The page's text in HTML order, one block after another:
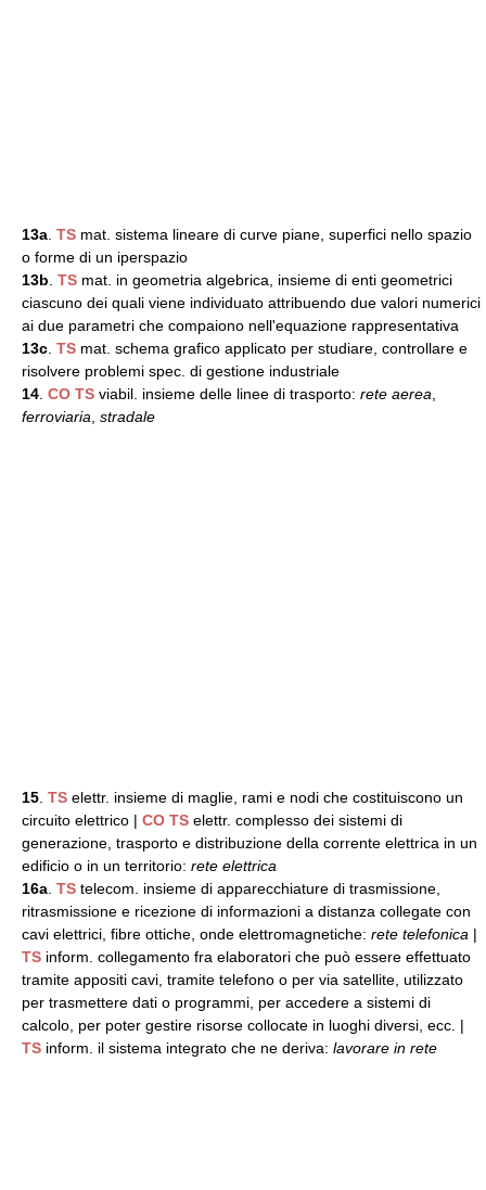
13a TS mat. sistema lineare di curve piane, superfici nello spazio
o forme di un iperspazio
13b TS mat. in geometria algebrica, insieme di enti geometrici
ciascuno dei quali viene individuato attribuendo due valori numerici
ai due parametri che compaiono nell'equazione rappresentativa
13c TS mat. schema grafico applicato per studiare, controllare e
risolvere problemi spec. di gestione industriale
14 CO TS viabil. insieme delle linee di trasporto: rete aerea
ferroviaria stradale
15 TS elettr. insieme di maglie, rami e nodi che costituiscono un
circuito elettrico | CO TS elettr. complesso dei sistemi di
generazione, trasporto e distribuzione della corrente elettrica in un
edificio o in un territorio: rete elettrica
16a TS telecom. insieme di apparecchiature di trasmissione,
ritrasmissione e ricezione di informazioni a distanza collegate con
cavi elettrici, fibre ottiche, onde elettromagnetiche: rete telefonica |
TS inform. collegamento fra elaboratori che può essere effettuato
tramite appositi cavi, tramite telefono o per via satellite, utilizzato
per trasmettere dati o programmi, per accedere a sistemi di
calcolo, per poter gestire risorse collocate in luoghi diversi, ecc. |
TS inform. il sistema integrato che ne deriva: lavorare in rete